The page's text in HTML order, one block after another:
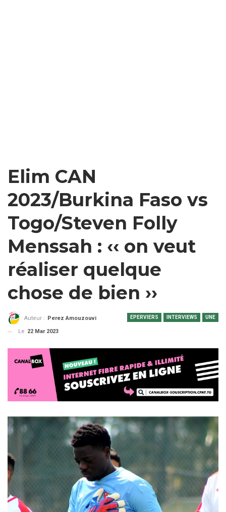
Elim CAN
2023/Burkina Faso vs
Togo/Steven Folly
Menssah : ‹‹ on veut
réaliser quelque
chose de bien ››
EPERVIERS INTERVIEWS UNE
Auteur :
Perez Amouzouvi
Le 22 Mar 2023